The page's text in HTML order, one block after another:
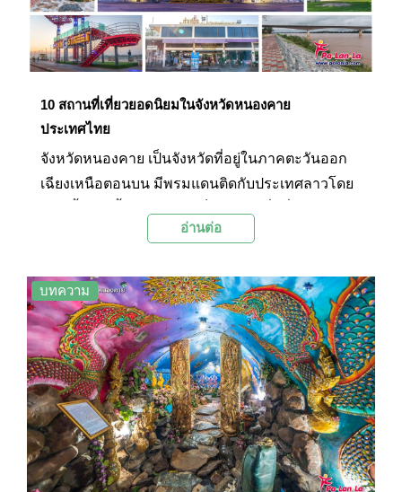
10 สถานที่เที่ยวยอดนิยมในจังหวัดหนองคาย
ประเทศไทย
จังหวัดหนองคาย เป็นจังหวัดที่อยู่ในภาคตะวันออก
เฉียงเหนือตอนบน มีพรมแดนติดกับประเทศลาวโดย
ด้านการท่องเที่ยวโดยเฉพาะการชมบั้งไฟพญานาค
หนองคายที่ดึงดูดผู้คนจากทั่วสารทิศ การเดินทาง
มายังจังหวัดหนองคายนั้นสามารถเดินทางมาได้ทั้ง
ทางรถยนต์ และทางรถไฟ แต่ถ้าหากต้องการ
ประหยัดเวลาสามารถนั่งเครื่องบินมาลงยังสนามบิน
อุดรธานีในจังหวัดใกล้เคียงแล้วเดินทางต่อมายัง
จังหวัดหนองคายได้ตามความสะดวก โดยสถานที่
ท่องเที่ยวยอดนิยมของจังหวัดหนองคายก็มีทั้งวัดวา
อาราม พระธาตุ จุดชมวิวริมแม่น้ำโขง ตลาดท้องถิ่น
รวมถึงสถานที่ท่องเที่ยวที่เกี่ยวข้องพญานาคที่มี
อ่านต่อ
บทความ